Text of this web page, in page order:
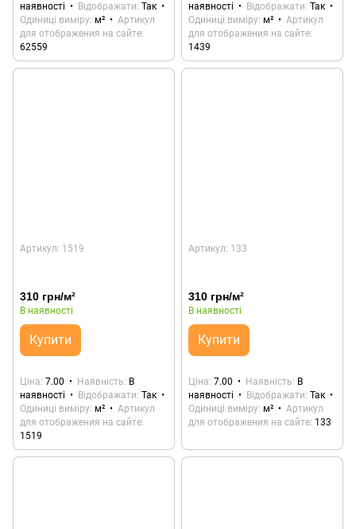
наявності
Відображати Так
Одиниці виміру м²
Артикул
для отображения на сайте
62559
наявності
Відображати Так
Одиниці виміру м²
Артикул
для отображения на сайте
1439
Артикул: 1519
310 грн/м²
В наявності
Купити
Ціна 7.00 Наявність
В
наявності
Відображати Так
Одиниці виміру м²
Артикул
для отображения на сайте
1519
Артикул: 133
310 грн/м²
В наявності
Купити
Ціна 7.00 Наявність
В
наявності
Відображати Так
Одиниці виміру м²
Артикул
для отображения на сайте 133